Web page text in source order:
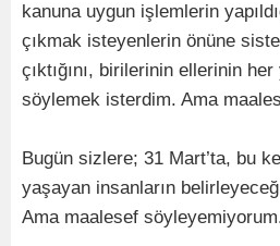
kanuna uygun işlemlerin
çıkmak isteyenlerin önüne
çıktığını, birilerinin ellerinin her
söylemek isterdim. Ama
Bugün sizlere; 31 Mart’ta, bu
yaşayan insanların
Ama maalesef